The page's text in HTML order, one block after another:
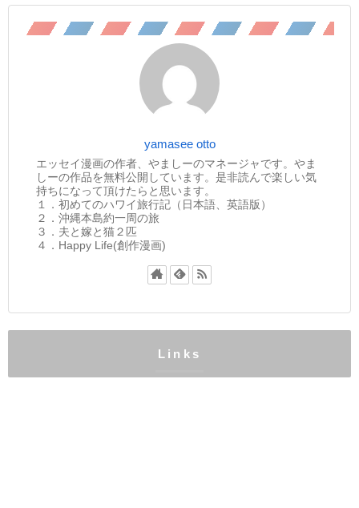
yamasee otto
エッセイ漫画の作者、やましーのマネージャです。やま
しーの作品を無料公開しています。是非読んで楽しい気
持ちになって頂けたらと思います。
１．初めてのハワイ旅行記（日本語、英語版）
２．沖縄本島約一周の旅
３．夫と嫁と猫２匹
４．Happy Life(創作漫画)
Links